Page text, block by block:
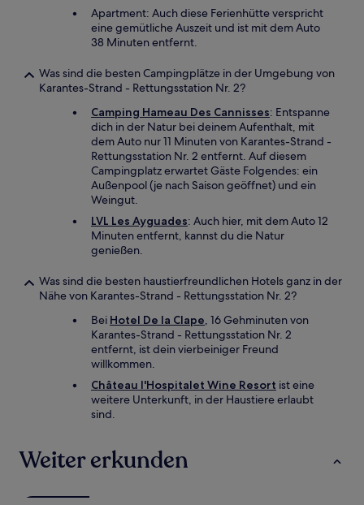
Apartment: Auch diese Ferienhütte verspricht
eine gemütliche Auszeit und ist mit dem Auto
38 Minuten entfernt.
Was sind die besten Campingplätze in der Umgebung von
Karantes-Strand - Rettungsstation Nr. 2?
Camping Hameau Des Cannisses: Entspanne
dich in der Natur bei deinem Aufenthalt, mit
dem Auto nur 11 Minuten von Karantes-Strand -
Rettungsstation Nr. 2 entfernt. Auf diesem
Campingplatz erwartet Gäste Folgendes: ein
Außenpool (je nach Saison geöffnet) und ein
Weingut.
LVL Les Ayguades: Auch hier, mit dem Auto 12
Minuten entfernt, kannst du die Natur
genießen.
Was sind die besten haustierfreundlichen Hotels ganz in der
Nähe von Karantes-Strand - Rettungsstation Nr. 2?
Bei Hotel De la Clape, 16 Gehminuten von
Karantes-Strand - Rettungsstation Nr. 2
entfernt, ist dein vierbeiniger Freund
willkommen.
Château l'Hospitalet Wine Resort ist eine
weitere Unterkunft, in der Haustiere erlaubt
sind.
Weiter erkunden